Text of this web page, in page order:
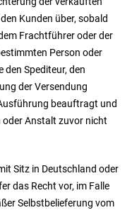
Kunden über, sobald
Frachtführer oder der
Person oder
Spediteur, den
der Versendung
beauftragt und
oder Anstalt zuvor nicht
Sitz in Deutschland oder
das Recht vor, im Falle
Selbstbelieferung vom